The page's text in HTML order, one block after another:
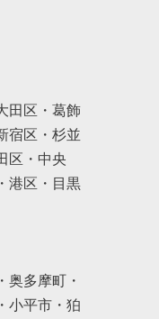
田区・葛飾
宿区・杉並
区・中央
港区・目黒
奥多摩町・
小平市・狛